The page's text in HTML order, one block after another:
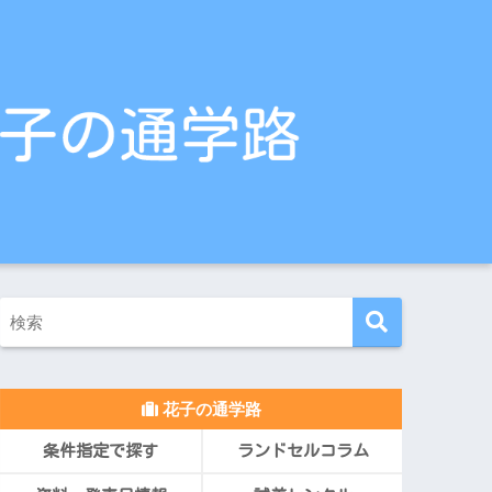
花子の通学路
条件指定で探す ランドセルコラム